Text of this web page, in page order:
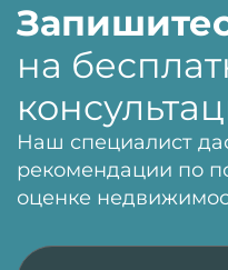
на
Наш специалист
рекомендации по
оценке